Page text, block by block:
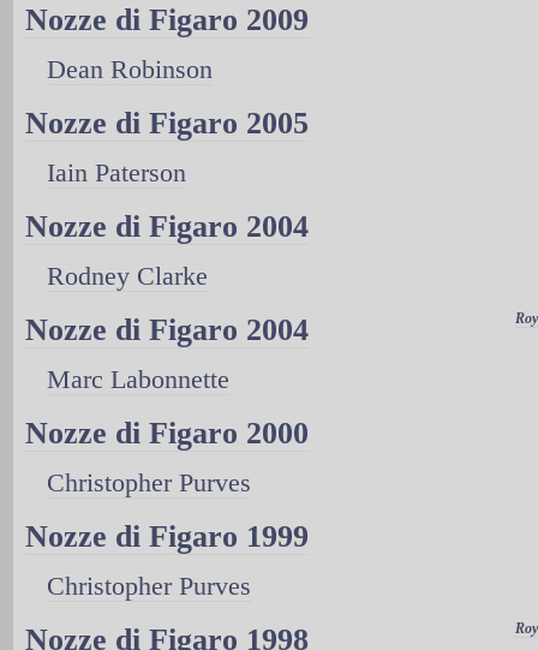
Nozze di Figaro 2009
Dean Robinson
Nozze di Figaro 2005
Iain Paterson
Nozze di Figaro 2004
Rodney Clarke
Nozze di Figaro 2004
Marc Labonnette
Nozze di Figaro 2000
Christopher Purves
Nozze di Figaro 1999
Christopher Purves
Nozze di Figaro 1998